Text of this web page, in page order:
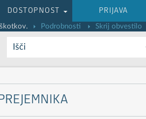
DOSTOPNOST PRIJAVA
Podrobnosti Skrij obvestilo
Išči